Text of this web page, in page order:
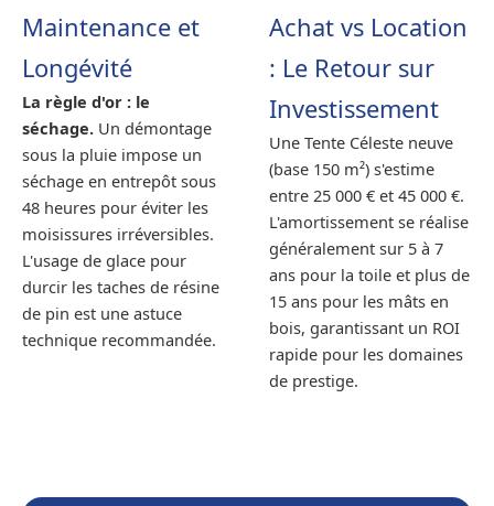
Maintenance et
Longévité
La règle d'or : le
séchage. Un démontage
sous la pluie impose un
séchage en entrepôt sous
48 heures pour éviter les
moisissures irréversibles.
L'usage de glace pour
durcir les taches de résine
de pin est une astuce
technique recommandée.
Achat vs Location
: Le Retour sur
Investissement
Une Tente Céleste neuve
(base 150 m²) s'estime
entre 25 000 € et 45 000 €.
L'amortissement se réalise
généralement sur 5 à 7
ans pour la toile et plus de
15 ans pour les mâts en
bois, garantissant un ROI
rapide pour les domaines
de prestige.